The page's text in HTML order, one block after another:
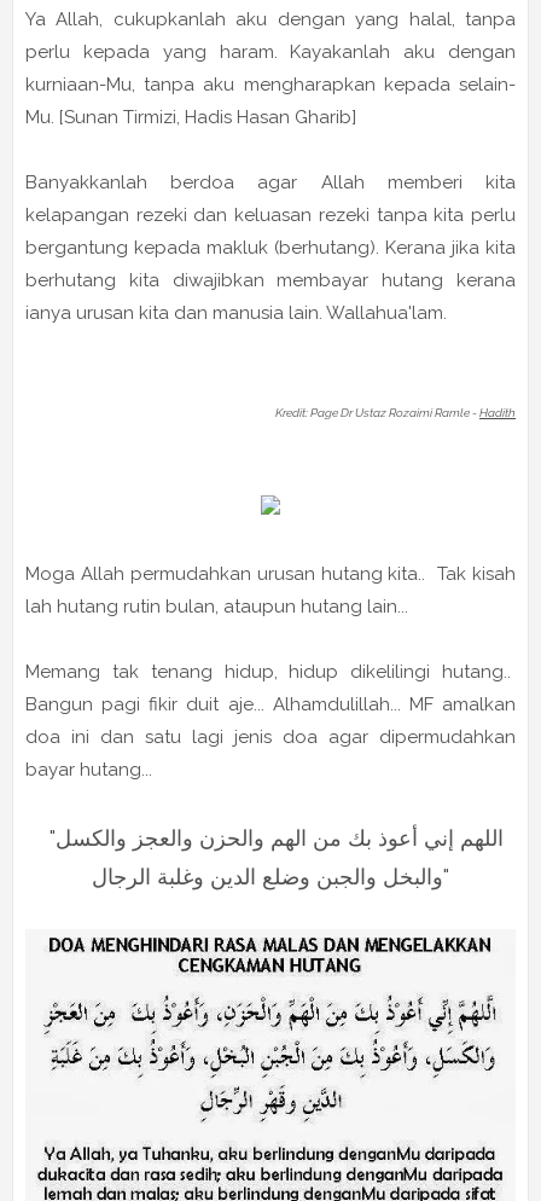
Ya Allah, cukupkanlah aku dengan yang halal, tanpa
perlu kepada yang haram. Kayakanlah aku dengan
kurniaan-Mu, tanpa aku mengharapkan kepada selain-
Mu. [Sunan Tirmizi, Hadis Hasan Gharib]
Banyakkanlah berdoa agar Allah memberi kita
kelapangan rezeki dan keluasan rezeki tanpa kita perlu
bergantung kepada makluk (berhutang). Kerana jika kita
berhutang kita diwajibkan membayar hutang kerana
ianya urusan kita dan manusia lain. Wallahua'lam.
Kredit: Page Dr Ustaz Rozaimi Ramle -Hadith
Moga Allah permudahkan urusan hutang kita.. Tak kisah
lah hutang rutin bulan, ataupun hutang lain...
Memang tak tenang hidup, hidup dikelilingi hutang..
Bangun pagi fikir duit aje... Alhamdulillah... MF amalkan
doa ini dan satu lagi jenis doa agar dipermudahkan
bayar hutang...
"اللهم إني أعوذ بك من الهم والحزن والعجز والكسل
والبخل والجبن وضلع الدين وغلبة الرجال"